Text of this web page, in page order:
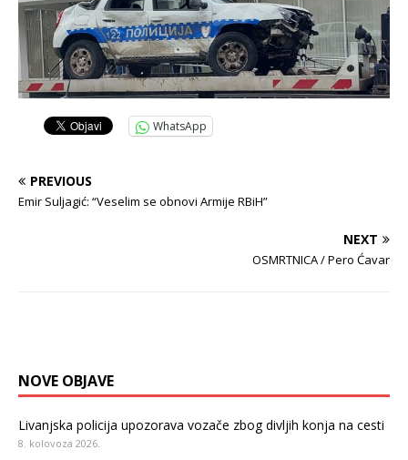
WhatsApp
PREVIOUS
Emir Suljagić: “Veselim se obnovi Armije RBiH”
NEXT
OSMRTNICA / Pero Ćavar
NOVE OBJAVE
Livanjska policija upozorava vozače zbog divljih konja na cesti
8. kolovoza 2026.